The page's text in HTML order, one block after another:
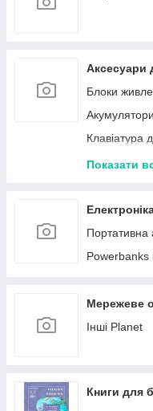
Аксесуари
Блоки
Клавіатура
Матриці
Кишені для
Показати
Портативна
Powerbanks
Мережеве
Інші Planet
Книги для